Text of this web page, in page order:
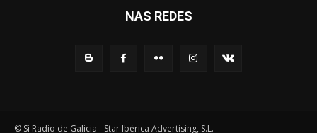
NAS REDES
© Si Radio de Galicia - Star Ibérica Advertising, S.L.